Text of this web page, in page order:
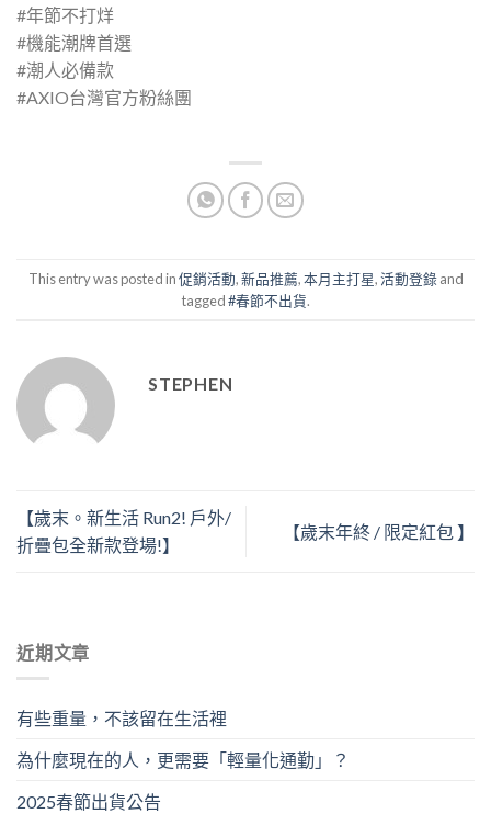
#年節不打烊
#機能潮牌首選
#潮人必備款
#AXIO台灣官方粉絲團
This entry was posted in促銷活動,新品推薦,本月主打星,活動登錄and
tagged#春節不出貨.
STEPHEN
【歲末。新生活 Run2! 戶外/
折疊包全新款登場!】
【歲末年終 / 限定紅包 】
近期文章
有些重量，不該留在生活裡
為什麼現在的人，更需要「輕量化通勤」？
2025春節出貨公告